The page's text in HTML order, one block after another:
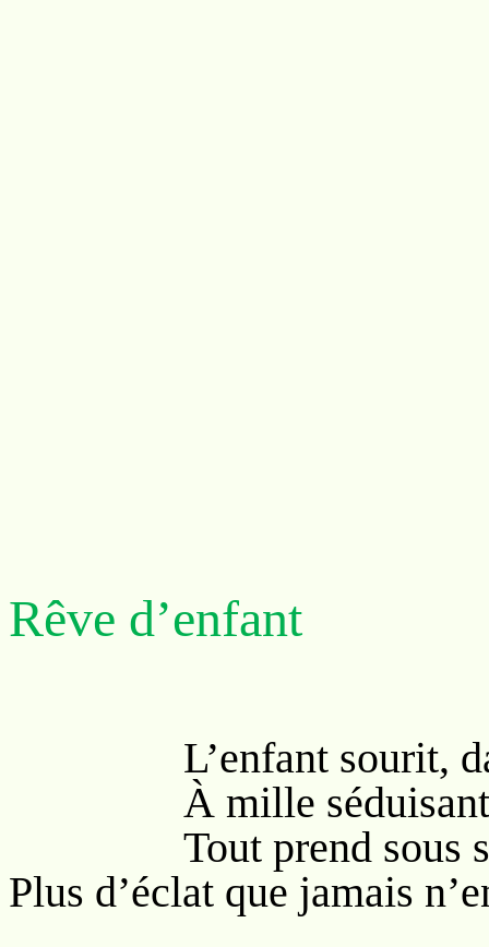
Rêve d’enfant
L’enfant sourit,
À mille
Tout prend sous ses
Plus d’éclat que jamais